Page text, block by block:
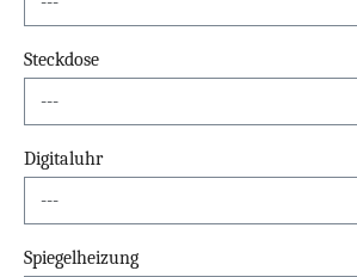
Steckdose
Digitaluhr
Spiegelheizung